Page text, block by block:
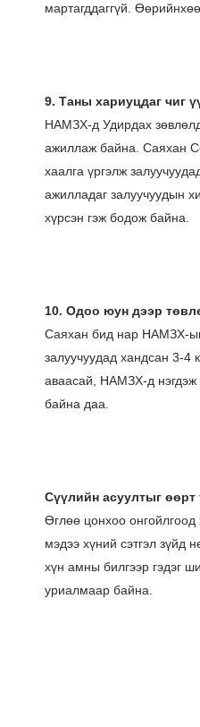
мартагддаггүй.
9. Таны хариуцдаг чиг
НАМЗХ-д Удирдах
ажиллаж байна. Саяхан
хаалга үргэлж
ажилладаг залуучуудын
хүрсэн гэж бодож байна.
10. Одоо юун дээр
Саяхан бид нар НАМЗХ-
залуучуудад хандсан 3-4
аваасай, НАМЗХ-д нэгдэж
байна даа.
Сүүлийн асуултыг өөрт
Өглөө цонхоо онгойлгоод
мэдээ хүний сэтгэл зүйд
хүн амны билгээр гэдэг
уриалмаар байна.